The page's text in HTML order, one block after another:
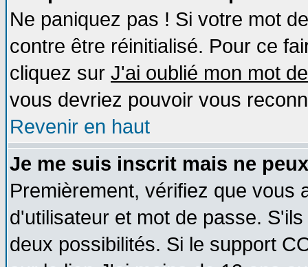
Ne paniquez pas ! Si votre mot
contre être réinitialisé. Pour ce
cliquez sur J'ai oublié mon mot
vous devriez pouvoir vous
Revenir en haut
Je me suis inscrit mais ne
Premièrement, vérifiez que vous
d'utilisateur et mot de passe.
deux possibilités. Si le support